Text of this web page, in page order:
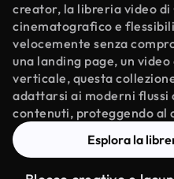
creator, la libreria video
cinematografico e
velocemente senza
una landing page, un
verticale, questa
adattarsi ai moderni flussi
contenuti, proteggendo al
Esplora la